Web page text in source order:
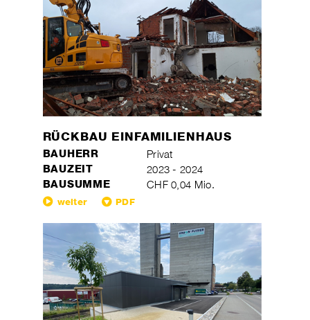
RÜCKBAU EINFAMILIENHAUS
BAUHERR Privat
BAUZEIT 2023 - 2024
BAUSUMME CHF 0,04 Mio.
weiter PDF